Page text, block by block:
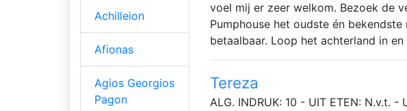
voel mij er zeer welkom. Bezoek de
Pumphouse het oudste én
betaalbaar. Loop het achterland in
Tereza
ALG. INDRUK: 10 - UIT ETEN: N.v.t. -
Achilleion
Afionas
Agios Georgios
Pagon